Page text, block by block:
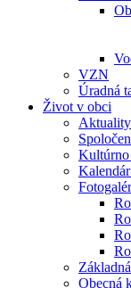
VZN
Úradná
Život v obci
Aktuality
Kultúrno
Obecná